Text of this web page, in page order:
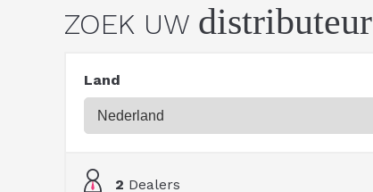
ZOEK UW distributeur
Land
2 Dealers